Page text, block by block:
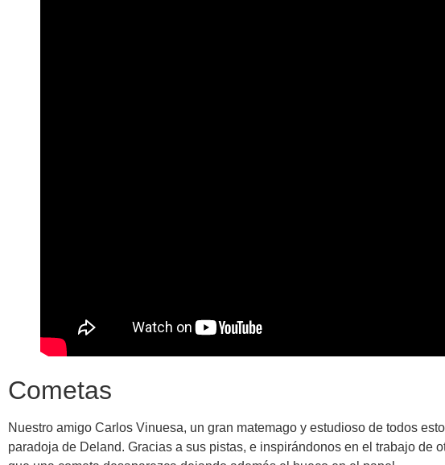
Cometas
Nuestro amigo Carlos Vinuesa, un gran matemago y estudioso de todos
paradoja de Deland. Gracias a sus pistas, e inspirándonos en el trabajo